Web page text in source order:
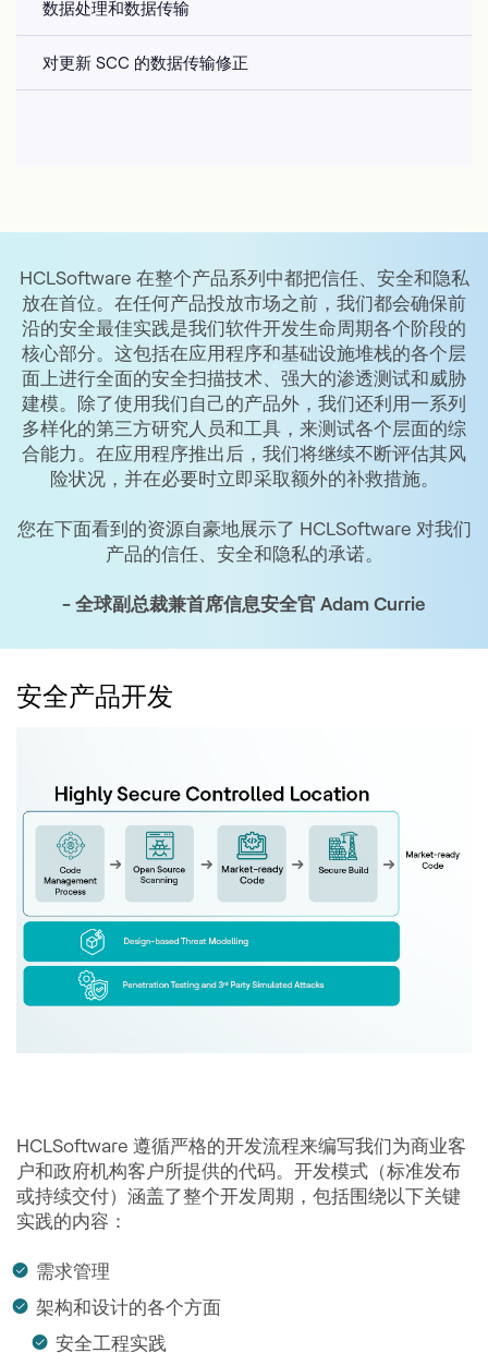
数据处理和数据传输
对更新 SCC 的数据传输修正
HCLSoftware 在整个产品系列中都把信任、安全和隐私
放在首位。在任何产品投放市场之前，我们都会确保前
沿的安全最佳实践是我们软件开发生命周期各个阶段的
核心部分。这包括在应用程序和基础设施堆栈的各个层
面上进行全面的安全扫描技术、强大的渗透测试和威胁
建模。除了使用我们自己的产品外，我们还利用一系列
多样化的第三方研究人员和工具，来测试各个层面的综
合能力。在应用程序推出后，我们将继续不断评估其风
险状况，并在必要时立即采取额外的补救措施。
您在下面看到的资源自豪地展示了 HCLSoftware 对我们
产品的信任、安全和隐私的承诺。
- 全球副总裁兼首席信息安全官 Adam Currie
安全产品开发
HCLSoftware 遵循严格的开发流程来编写我们为商业客
户和政府机构客户所提供的代码。开发模式（标准发布
或持续交付）涵盖了整个开发周期，包括围绕以下关键
实践的内容：
需求管理
架构和设计的各个方面
安全工程实践